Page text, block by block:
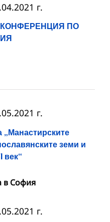
ПО
г.
земи и
век“
г.
в София
г.